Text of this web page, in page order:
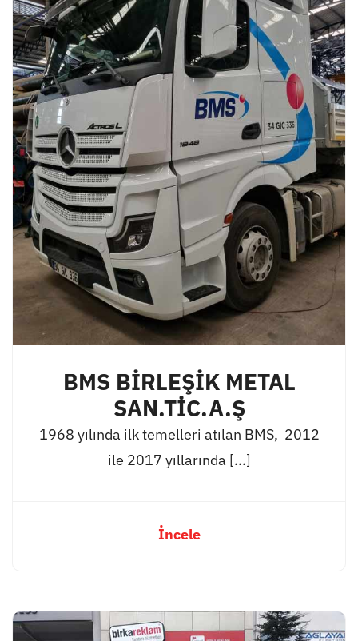
BMS BİRLEŞİK METAL
SAN.TİC.A.Ş
1968 yılında ilk temelleri atılan BMS, 2012
ile 2017 yıllarında [...]
İncele